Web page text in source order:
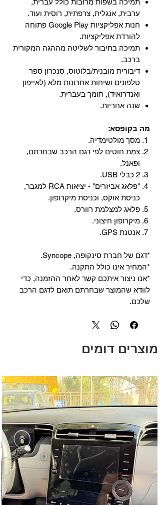
ערבית, אנגלית, צרפתית, רוסית ועוד.
‏חנות אפליקציות Google Play פתוחה
להורדת אפליקציות.
‏תמיכה בחיבור לשליטה מההגה המקורית
ברכב.
‏דיבורית מובנית/בלוטוס, ‏סנכרון ספר
טלפונים ושיחות אחרונות מלא (לאייפון
ואנדרואיד), תומך בעברית.
שנה אחריות.
מה בקופסא:
מסך מולטימדיה.
צמת חוטים לפי דגם הרכב שבחרתם,
ופאנל.
2 כבלי USB.
"פלאג אביזרים" - יציאות RCA למגבר,
כניסת אוקס, וכניסת מיקרופון.
פלאג למצלמת רוורס.
מיקרופון חיצוני.
אנטנת GPS.
*דגם של חברת סינקופה, Syncope.
*המחיר אינו כולל התקנה.
*אנו ניצור איתכם קשר לאחר ההזמנה, כדי
לוודא שהמוצר שבחרתם תואם לדגם הרכב
שלכם.
מוצרים דומים